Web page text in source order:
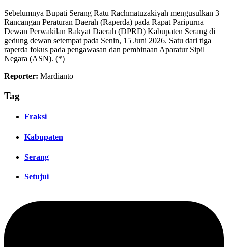
Sebelumnya Bupati Serang Ratu Rachmatuzakiyah mengusulkan 3
Rancangan Peraturan Daerah (Raperda) pada Rapat Paripurna
Dewan Perwakilan Rakyat Daerah (DPRD) Kabupaten Serang di
gedung dewan setempat pada Senin, 15 Juni 2026. Satu dari tiga
raperda fokus pada pengawasan dan pembinaan Aparatur Sipil
Negara (ASN). (*)
Reporter: Mardianto
Tag
Fraksi
Kabupaten
Serang
Setujui